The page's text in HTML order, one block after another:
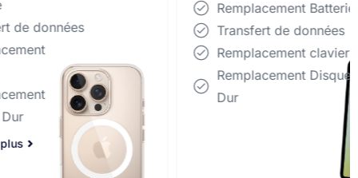
Remplacement Batterie
Transfert de données
Remplacement clavier
Remplacement Disque
Dur
En savoir plus